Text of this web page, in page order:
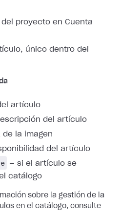
del proyecto en Cuenta
único dentro del
artículo
del artículo
de la imagen
del artículo
— si el artículo se
catálogo
sobre la gestión de la
en el catálogo, consulte